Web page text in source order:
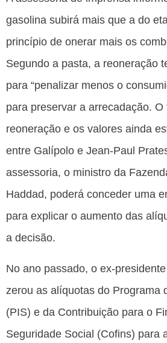
gasolina subirá mais que a do
princípio de onerar mais os
Segundo a pasta, a reoneração
para “penalizar menos o
para preservar a arrecadação. O
reoneração e os valores ainda
entre Galípolo e Jean-Paul
assessoria, o ministro da
Haddad, poderá conceder uma
para explicar o aumento das
a decisão.
No ano passado, o ex-
zerou as alíquotas do Programa
(PIS) e da Contribuição para o
Seguridade Social (Cofins) para